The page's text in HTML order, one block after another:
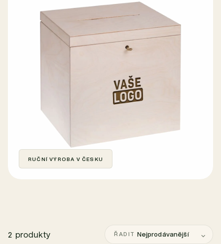
RUČNÍ VÝROBA V ČESKU
2 produkty ŘADIT Nejprodávanější